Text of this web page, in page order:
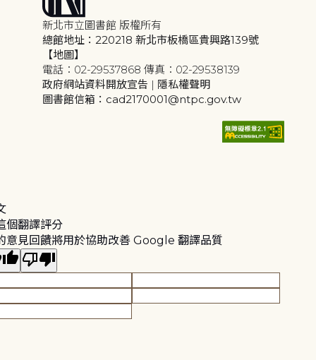
新北市立圖書館 版權所有
總館地址：220218 新北市板橋區貴興路139號
【地圖】
電話：02-29537868 傳真：02-29538139
政府網站資料開放宣告 | 隱私權聲明
圖書館信箱：cad2170001@ntpc.gov.tw
個翻譯評分
意見回饋將用於協助改善 Google 翻譯品質